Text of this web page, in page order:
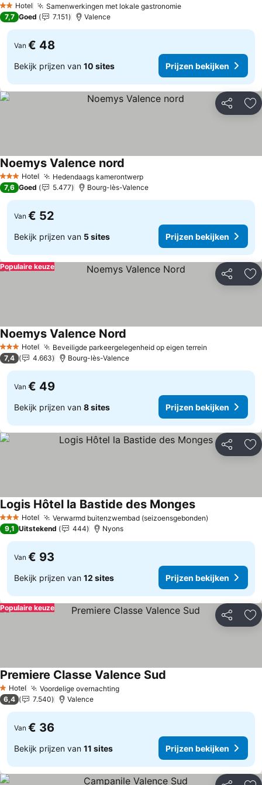
2 Sterren
Hotel Samenwerkingen met lokale gastronomiePrijzen bekijken
7,7 Goed 7.151 Valence
Van € 48
Bekijk prijzen van 10 sites Prijzen bekijken
Delen
3 SterrenHotel Hedendaags kamerontwerpPrijzen bekijken
Noemys Valence nord
7,6 Goed 5.477 Bourg-lès-Valence
Van € 52
Bekijk prijzen van 5 sites Prijzen bekijken
Delen
Populaire keuze
3 SterrenHotel Beveiligde parkeergelegenheid op eigen terrein
Noemys Valence Nord
7,4 4.663 Bourg-lès-Valence
Van € 49
Bekijk prijzen van 8 sites Prijzen bekijken
Delen
3 SterrenHotel Verwarmd buitenzwembad (seizoensgebonden)
Logis Hôtel la Bastide des MongesPrijzen
9,1 Uitstekend 444 Nyons
Van € 93
Bekijk prijzen van 12 sites Prijzen bekijken
Delen
Populaire keuze
1 Sterren
Hotel Voordelige overnachtingPrijzen bekijken
Premiere Classe Valence Sud
6,4 7.540 Valence
Van € 36
Bekijk prijzen van 11 sites Prijzen bekijken